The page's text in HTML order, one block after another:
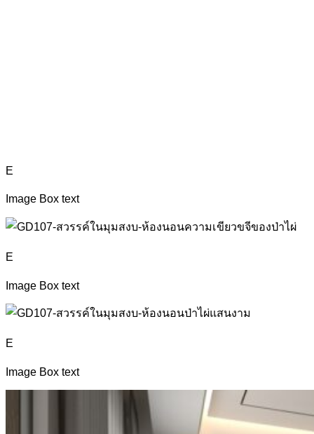
E
Image Box text
E
Image Box text
E
Image Box text